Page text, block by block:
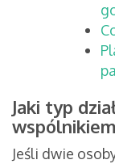
Jaki typ
Jeśli dwie